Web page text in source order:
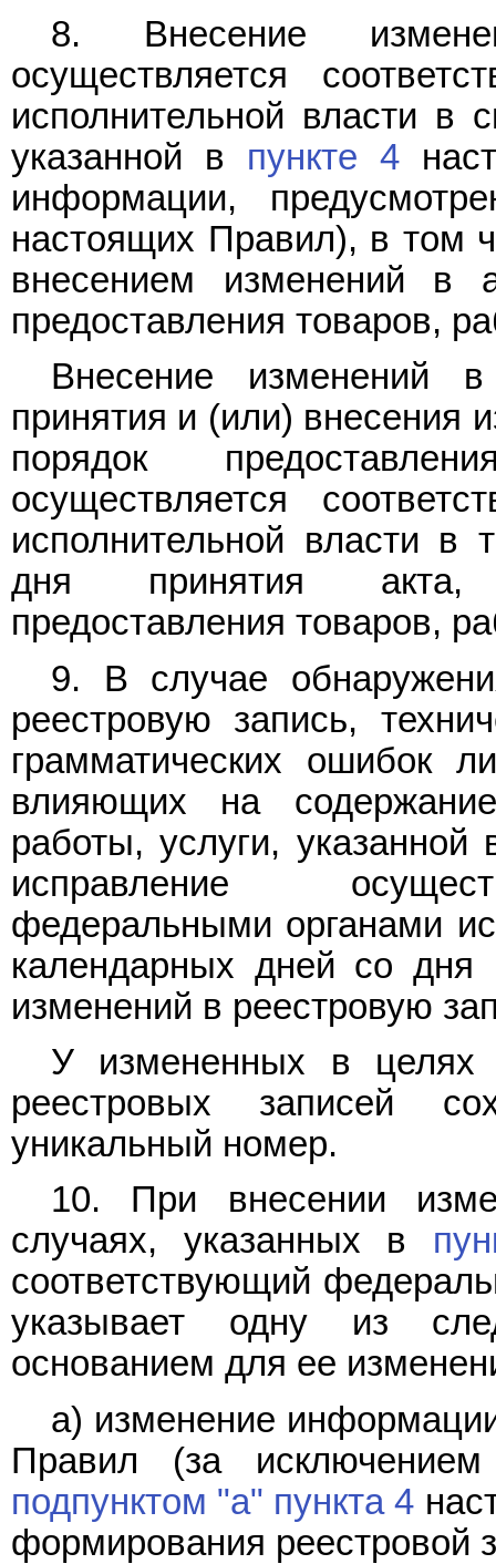
8. Внесение
осуществляется
исполнительной власти в
указанной в пункте 4
информации,
настоящих Правил), в том
внесением изменений в
предоставления товаров,
Внесение изменений
принятия и (или) внесения
порядок
осуществляется
исполнительной власти в
дня принятия акта,
предоставления товаров,
9. В случае
реестровую запись,
грамматических ошибок
влияющих на
работы, услуги,
исправление
федеральными органами
календарных дней со дня
изменений в реестровую
У измененных в целях
реестровых записей
уникальный номер.
10. При внесении
случаях, указанных в
соответствующий
указывает одну из
основанием для ее
а) изменение
Правил (за исключением
подпунктом "а" пункта 4
формирования реестровой